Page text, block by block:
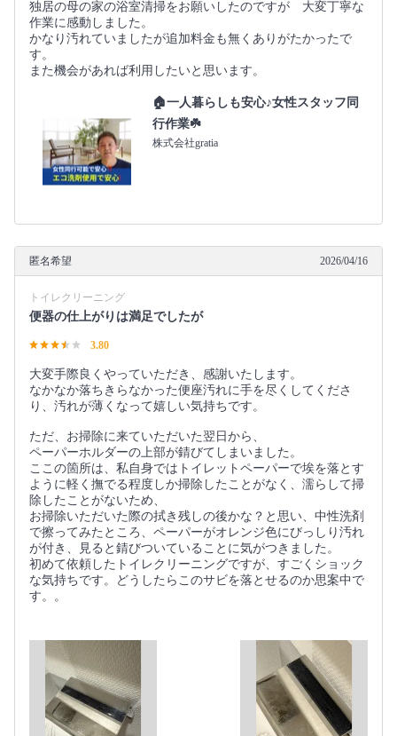
独居の母の家の浴室清掃をお願いしたのですが 大変丁寧な
作業に感動しました。
かなり汚れていましたが追加料金も無くありがたかったで
す。
また機会があれば利用したいと思います。
🏠一人暮らしも安心♪女性スタッフ同
行作業☘️
株式会社gratia
匿名希望 2026/04/16
トイレクリーニング
便器の仕上がりは満足でしたが
3.80
大変手際良くやっていただき、感謝いたします。
なかなか落ちきらなかった便座汚れに手を尽くしてくださ
り、汚れが薄くなって嬉しい気持ちです。
ただ、お掃除に来ていただいた翌日から、
ペーパーホルダーの上部が錆びてしまいました。
ここの箇所は、私自身ではトイレットペーパーで埃を落とす
ように軽く撫でる程度しか掃除したことがなく、濡らして掃
除したことがないため、
お掃除いただいた際の拭き残しの後かな？と思い、中性洗剤
で擦ってみたところ、ペーパーがオレンジ色にびっしり汚れ
が付き、見ると錆びついていることに気がつきました。
初めて依頼したトイレクリーニングですが、すごくショック
な気持ちです。どうしたらこのサビを落とせるのか思案中で
す。。